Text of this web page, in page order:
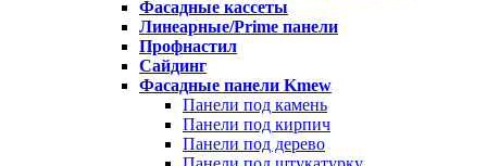
Фасадные кассеты
Линеарные/Prime панели
Профнастил
Сайдинг
Фасадные панели Kmew
Панели под камень
Панели под кирпич
Панели под дерево